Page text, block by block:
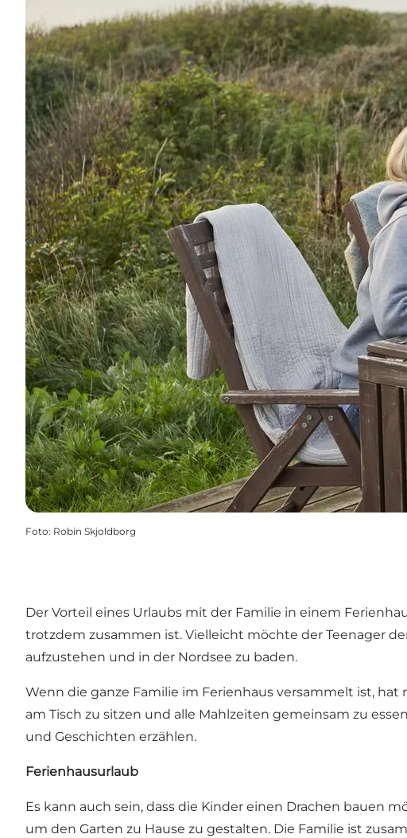
Foto: Robin Skjoldborg
Der Vorteil eines Urlaubs mit der Familie in einem
trotzdem zusammen ist. Vielleicht möchte der Teenager
aufzustehen und in der Nordsee zu baden.
Wenn die ganze Familie im Ferienhaus versammelt ist, hat
am Tisch zu sitzen und alle Mahlzeiten gemeinsam zu
und Geschichten erzählen.
Ferienhausurlaub
Es kann auch sein, dass die Kinder einen Drachen bauen
um den Garten zu Hause zu gestalten. Die Familie ist